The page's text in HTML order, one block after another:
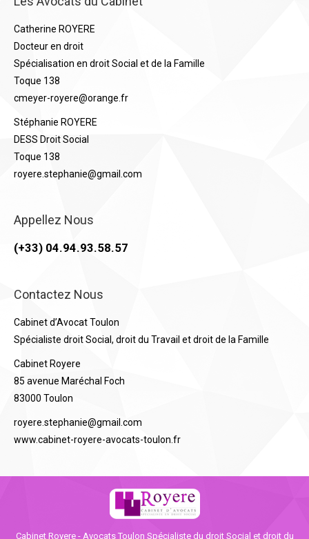
Catherine ROYERE
Docteur en droit
Spécialisation en droit Social et de la Famille
Toque 138
cmeyer-royere@orange.fr
Stéphanie ROYERE
DESS Droit Social
Toque 138
royere.stephanie@gmail.com
Appellez Nous
(+33) 04.94.93.58.57
Contactez Nous
Cabinet d’Avocat Toulon
Spécialiste droit Social, droit du Travail et droit de la Famille
Cabinet Royere
85 avenue Maréchal Foch
83000 Toulon
royere.stephanie@gmail.com
www.cabinet-royere-avocats-toulon.fr
Cabinet Royere - Avocats Toulon Spécialiste du droit Social et droit du